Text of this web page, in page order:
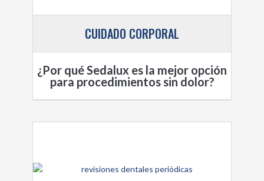
CUIDADO CORPORAL
¿Por qué Sedalux es la mejor opción
para procedimientos sin dolor?